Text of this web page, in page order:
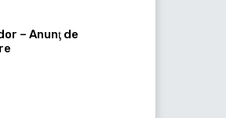
– Anunţ de